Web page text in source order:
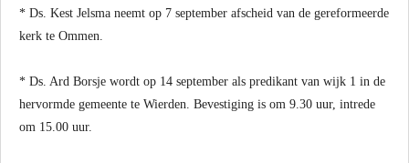
* Ds. Kest Jelsma neemt op 7 september afscheid van de gereformeerde
kerk te Ommen.
* Ds. Ard Borsje wordt op 14 september als predikant van wijk 1 in de
hervormde gemeente te Wierden. Bevestiging is om 9.30 uur, intrede
om 15.00 uur.